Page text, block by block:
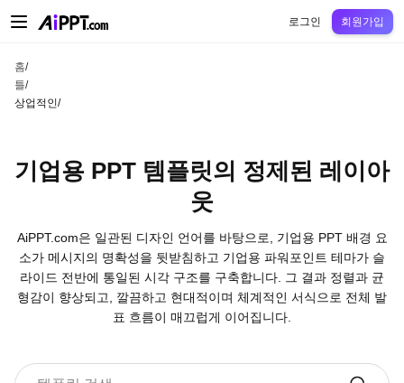
중학교고등
로그인 회원가입
홈/
틀/
상업적인/
기업용 PPT 템플릿의 정제된 레이아
웃
AiPPT.com은 일관된 디자인 언어를 바탕으로, 기업용 PPT 배경 요
소가 메시지의 명확성을 뒷받침하고 기업용 파워포인트 테마가 슬
라이드 전반에 통일된 시각 구조를 구축합니다. 그 결과 정렬과 균
형감이 향상되고, 깔끔하고 현대적이며 체계적인 서식으로 전체 발
표 흐름이 매끄럽게 이어집니다.